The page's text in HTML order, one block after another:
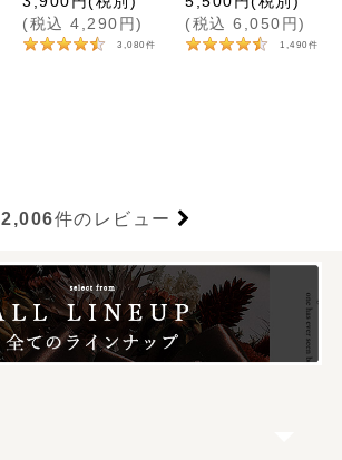
(税込 4,290 円)
3,080 件
(税込 6,050 円)
1,490 件
2,006件のレビュー